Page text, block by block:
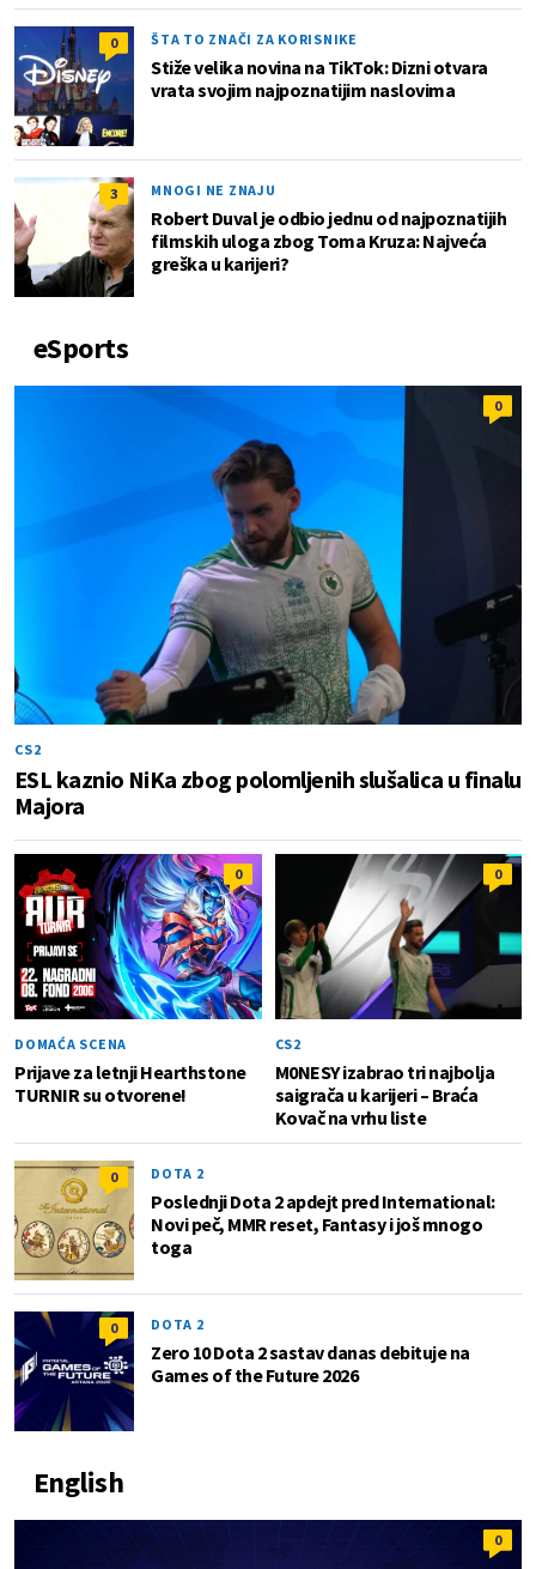
0 ŠTA TO ZNAČI ZA KORISNIKE
Stiže velika novina na TikTok: Dizni otvara
vrata svojim najpoznatijim naslovima
3 MNOGI NE ZNAJU
Robert Duval je odbio jednu od najpoznatijih
filmskih uloga zbog Toma Kruza: Najveća
greška u karijeri?
eSports
0
CS2
ESL kaznio NiKa zbog polomljenih slušalica u finalu
Majora
0
DOMAĆA SCENA
Prijave za letnji Hearthstone
TURNIR su otvorene!
0
CS2
M0NESY izabrao tri najbolja
saigrača u karijeri – Braća
Kovač na vrhu liste
0 DOTA 2
Poslednji Dota 2 apdejt pred International:
Novi peč, MMR reset, Fantasy i još mnogo
toga
0 DOTA 2
Zero 10 Dota 2 sastav danas debituje na
Games of the Future 2026
English
0